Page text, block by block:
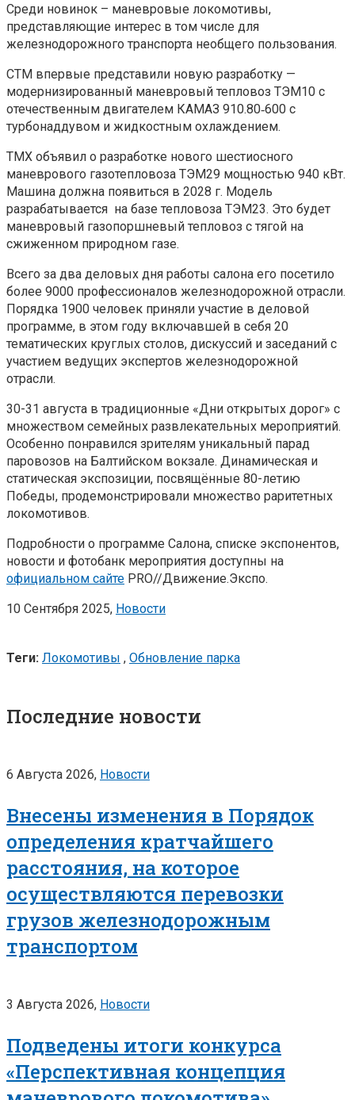
Среди новинок – маневровые локомотивы,
представляющие интерес в том числе для
железнодорожного транспорта необщего пользования.
СТМ впервые представили новую разработку —
модернизированный маневровый тепловоз ТЭМ10 с
отечественным двигателем КАМАЗ 910.80‑600 с
турбонаддувом и жидкостным охлаждением.
ТМХ объявил о разработке нового шестиосного
маневрового газотепловоза ТЭМ29 мощностью 940 кВт.
Машина должна появиться в 2028 г. Модель
разрабатывается на базе тепловоза ТЭМ23. Это будет
маневровый газопоршневый тепловоз с тягой на
сжиженном природном газе.
Всего за два деловых дня работы салона его посетило
более 9000 профессионалов железнодорожной отрасли.
Порядка 1900 человек приняли участие в деловой
программе, в этом году включавшей в себя 20
тематических круглых столов, дискуссий и заседаний с
участием ведущих экспертов железнодорожной
отрасли.
30-31 августа в традиционные «Дни открытых дорог» с
множеством семейных развлекательных мероприятий.
Особенно понравился зрителям уникальный парад
паровозов на Балтийском вокзале. Динамическая и
статическая экспозиции, посвящённые 80-летию
Победы, продемонстрировали множество раритетных
локомотивов.
Подробности о программе Салона, списке экспонентов,
новости и фотобанк мероприятия доступны на
официальном сайте PRO//Движение.Экспо.
10 Сентября 2025, Новости
Теги: Локомотивы , Обновление парка
Последние новости
6 Августа 2026, Новости
Внесены изменения в Порядок
определения кратчайшего
расстояния, на которое
осуществляются перевозки
грузов железнодорожным
транспортом
3 Августа 2026, Новости
Подведены итоги конкурса
«Перспективная концепция